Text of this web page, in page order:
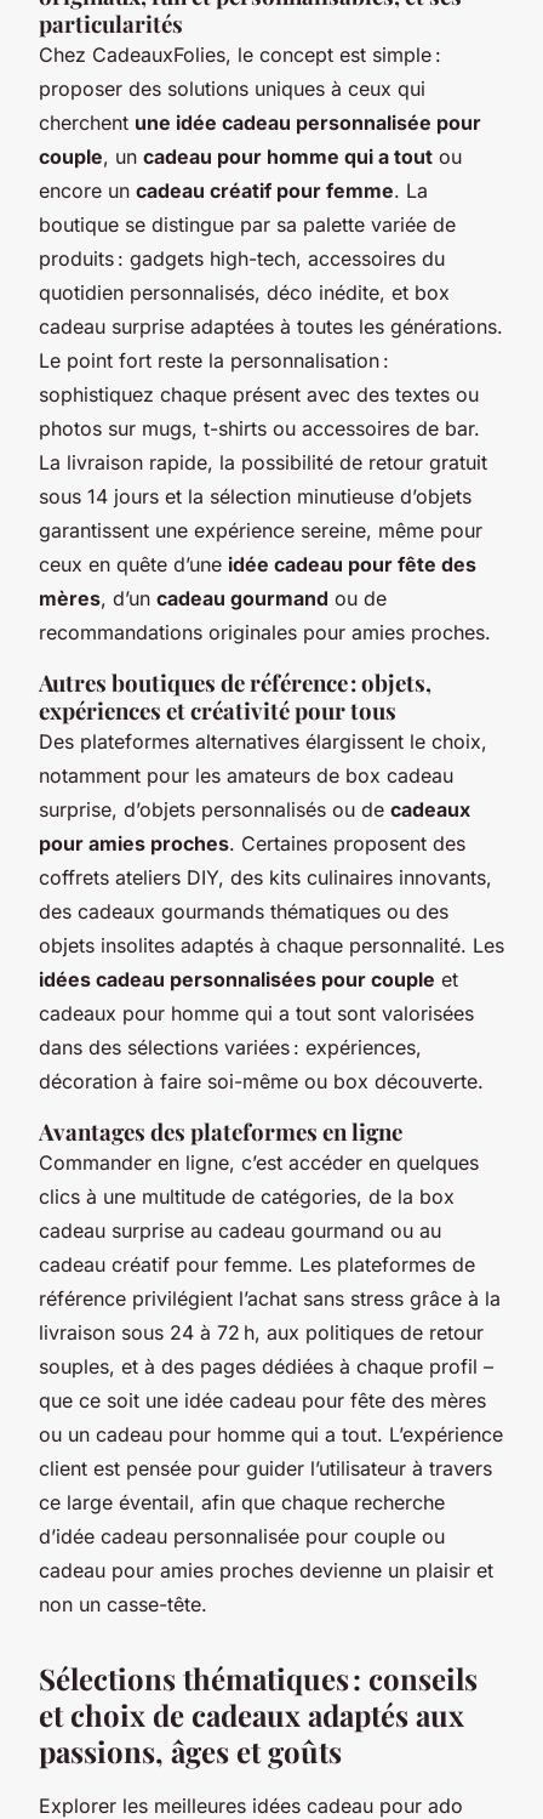
particularités
Chez CadeauxFolies, le concept est simple :
proposer des solutions uniques à ceux qui
cherchent une idée cadeau personnalisée pour
couple, un cadeau pour homme qui a tout ou
encore un cadeau créatif pour femme. La
boutique se distingue par sa palette variée de
produits : gadgets high-tech, accessoires du
quotidien personnalisés, déco inédite, et box
cadeau surprise adaptées à toutes les générations.
Le point fort reste la personnalisation :
sophistiquez chaque présent avec des textes ou
photos sur mugs, t-shirts ou accessoires de bar.
La livraison rapide, la possibilité de retour gratuit
sous 14 jours et la sélection minutieuse d’objets
garantissent une expérience sereine, même pour
ceux en quête d’une idée cadeau pour fête des
mères, d’un cadeau gourmand ou de
recommandations originales pour amies proches.
Autres boutiques de référence : objets,
expériences et créativité pour tous
Des plateformes alternatives élargissent le choix,
notamment pour les amateurs de box cadeau
surprise, d’objets personnalisés ou de cadeaux
pour amies proches. Certaines proposent des
coffrets ateliers DIY, des kits culinaires innovants,
des cadeaux gourmands thématiques ou des
objets insolites adaptés à chaque personnalité. Les
idées cadeau personnalisées pour couple et
cadeaux pour homme qui a tout sont valorisées
dans des sélections variées : expériences,
décoration à faire soi-même ou box découverte.
Avantages des plateformes en ligne
Commander en ligne, c’est accéder en quelques
clics à une multitude de catégories, de la box
cadeau surprise au cadeau gourmand ou au
cadeau créatif pour femme. Les plateformes de
référence privilégient l’achat sans stress grâce à la
livraison sous 24 à 72 h, aux politiques de retour
souples, et à des pages dédiées à chaque profil –
que ce soit une idée cadeau pour fête des mères
ou un cadeau pour homme qui a tout. L’expérience
client est pensée pour guider l’utilisateur à travers
ce large éventail, afin que chaque recherche
d’idée cadeau personnalisée pour couple ou
cadeau pour amies proches devienne un plaisir et
non un casse-tête.
Sélections thématiques : conseils
et choix de cadeaux adaptés aux
passions, âges et goûts
Explorer les meilleures idées cadeau pour ado